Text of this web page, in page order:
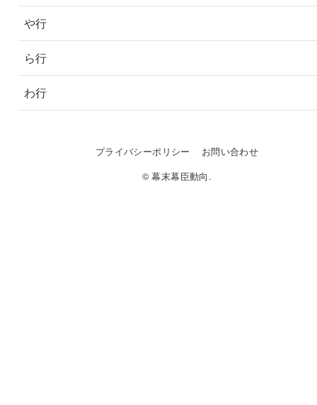
や行
ら行
わ行
プライバシーポリシー
お問い合わせ
© 幕末幕臣動向.